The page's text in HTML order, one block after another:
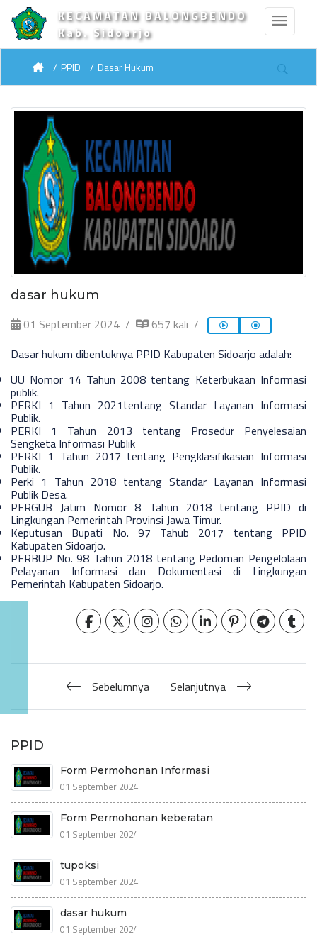
KECAMATAN BALONGBENDO
Kab. Sidoarjo
PPID Dasar Hukum
dasar hukum
01 September 2024
657 kali
Dasar hukum dibentuknya PPID Kabupaten Sidoarjo adalah:
UU Nomor 14 Tahun 2008 tentang Keterbukaan Informasi
publik.
PERKI 1 Tahun 2021tentang Standar Layanan Informasi
Publik.
PERKI 1 Tahun 2013 tentang Prosedur Penyelesaian
Sengketa Informasi Publik
PERKI 1 Tahun 2017 tentang Pengklasifikasian Informasi
Publik.
Perki 1 Tahun 2018 tentang Standar Layanan Informasi
Publik Desa.
PERGUB Jatim Nomor 8 Tahun 2018 tentang PPID di
Lingkungan Pemerintah Provinsi Jawa Timur.
Keputusan Bupati No. 97 Tahub 2017 tentang PPID
Kabupaten Sidoarjo.
PERBUP No. 98 Tahun 2018 tentang Pedoman Pengelolaan
Pelayanan Informasi dan Dokumentasi di Lingkungan
Pemerintah Kabupaten Sidoarjo.
Sebelumnya Selanjutnya
PPID
Form Permohonan Informasi
01 September 2024
Form Permohonan keberatan
01 September 2024
tupoksi
01 September 2024
dasar hukum
01 September 2024